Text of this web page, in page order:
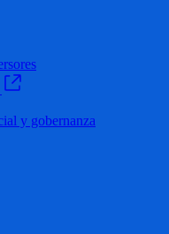
y gobernanza